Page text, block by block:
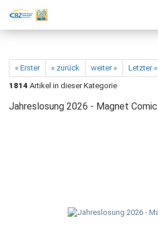
« Erster « zurück weiter »
Letzter »
1814 Artikel in dieser Kategorie
Jahreslosung 2026 - Magnet Comic